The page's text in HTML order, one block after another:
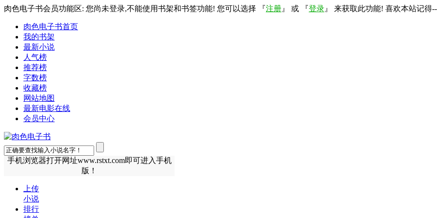
肉色电子书会员功能区: 您尚未登录,不能使用书架和书签功能! 您可以选择 『注册 』 或 『登录 』 来获取此功能! 喜欢本站记得
肉色电子书首页
我的书架
最新小说
人气榜
推荐榜
字数榜
收藏榜
网站地图
最新电影在线
会员中心
手机浏览器打开网址www.rstxt.com即可进入手机
版！
上传
小说
排行